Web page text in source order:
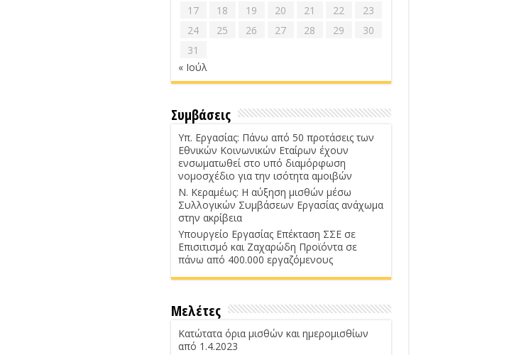
17
18 19 20 21 22
23
24
25 26 27 28 29
30
31
« Ιούλ
Συμβάσεις
Υπ. Εργασίας: Πάνω από 50 προτάσεις των
Εθνικών Κοινωνικών Εταίρων έχουν
ενσωματωθεί στο υπό διαμόρφωση
νομοσχέδιο για την ισότητα αμοιβών
Ν. Κεραμέως: Η αύξηση μισθών μέσω
Συλλογικών Συμβάσεων Εργασίας ανάχωμα
στην ακρίβεια
Υπουργείο Εργασίας Επέκταση ΣΣΕ σε
Επισιτισμό και Ζαχαρώδη Προϊόντα σε
πάνω από 400.000 εργαζόμενους
Μελέτες
Κατώτατα όρια μισθών και ημερομισθίων
από 1.4.2023